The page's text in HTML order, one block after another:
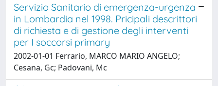
Servizio Sanitario di emergenza-urgenza
in Lombardia nel 1998. Pricipali descrittori
di richiesta e di gestione degli interventi
per I soccorsi primary
2002-01-01 Ferrario, MARCO MARIO ANGELO;
Cesana, Gc; Padovani, Mc